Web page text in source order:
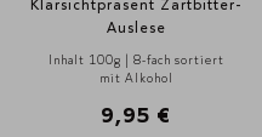
Klarsichtpräsent Zartbitter-
Auslese
Inhalt 100g | 8-fach sortiert
mit Alkohol
9,95 €